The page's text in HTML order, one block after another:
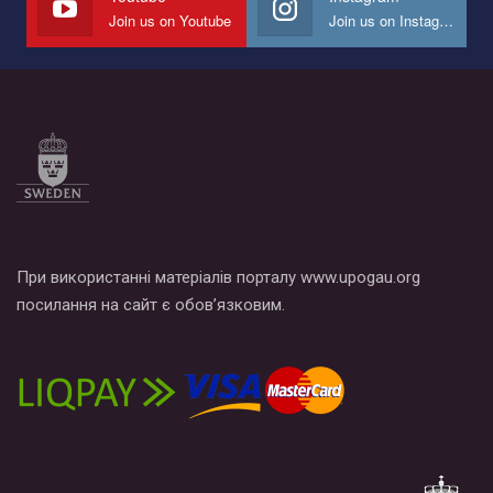
Все, что вам нужно сделать - это зайти на наш канал YouTube
по этой ссылке и поставить лайк под видео.
Join us on Youtube Join us on Instagram
При використанні матеріалів порталу www.upogau.org
посилання на сайт є обов’язковим.